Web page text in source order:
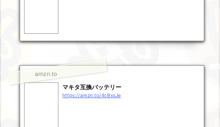
amzn.to
マキタ互換バッテリー
https://amzn.to/4cBxsJe